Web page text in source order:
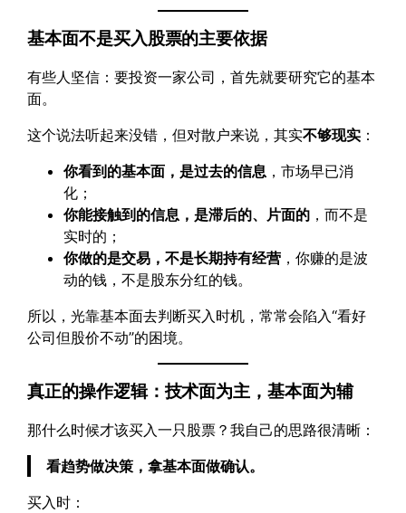
基本面不是买入股票的主要依据
有些人坚信：要投资一家公司，首先就要研究它的基本
面。
这个说法听起来没错，但对散户来说，其实不够现实 ：
你看到的基本面，是过去的信息 ，市场早已消
化；
你能接触到的信息，是滞后的、片面的 ，而不是
实时的；
你做的是交易，不是长期持有经营 ，你赚的是波
动的钱，不是股东分红的钱。
所以，光靠基本面去判断买入时机，常常会陷入“看好
公司但股价不动”的困境。
真正的操作逻辑：技术面为主，基本面为辅
那什么时候才该买入一只股票？我自己的思路很清晰：
看趋势做决策，拿基本面做确认。
买入时：